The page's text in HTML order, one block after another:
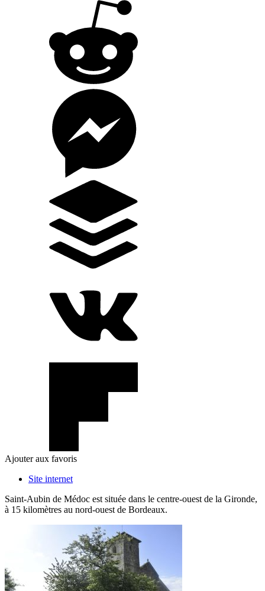
Ajouter aux favoris
Site internet
Saint-Aubin de Médoc est située dans le centre-ouest de la Gironde,
à 15 kilomètres au nord-ouest de Bordeaux.